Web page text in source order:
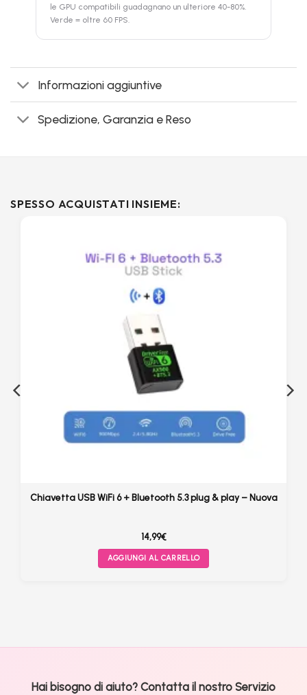
le GPU compatibili guadagnano un ulteriore 40-80%.
Verde = oltre 60 FPS.
Informazioni aggiuntive
Spedizione, Garanzia e Reso
SPESSO ACQUISTATI INSIEME:
Chiavetta USB WiFi 6 + Bluetooth 5.3 plug & play – Nuova
14,99€
AGGIUNGI AL CARRELLO
Hai bisogno di aiuto? Contatta il nostro Servizio